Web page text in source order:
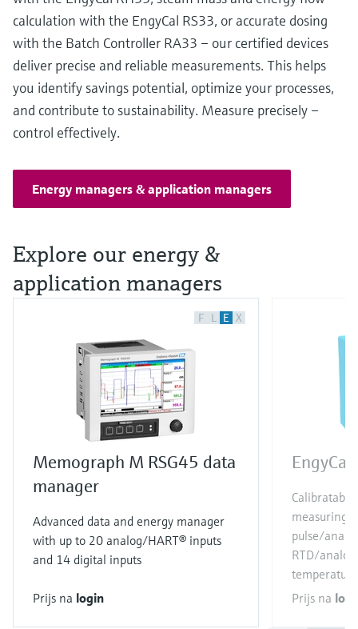
calculation with the EngyCal RS33, or accurate dosing
with the Batch Controller RA33 – our certified devices
deliver precise and reliable measurements. This helps
you identify savings potential, optimize your processes,
and contribute to sustainability. Measure precisely –
control effectively.
Energy managers & application managers
Explore our energy &
application managers
F L E X
Memograph M RSG45 data
manager
Advanced data and energy manager
with up to 20 analog/HART® inputs
and 14 digital inputs
Prijs na login
measuring
pulse/
RTD/
Prijs na